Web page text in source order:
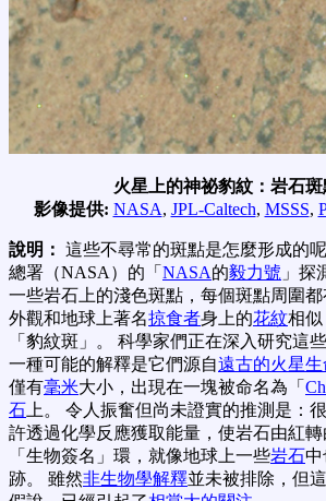
火星上的神祕豹紋：岩石
影像提供: NASA, JPL-Caltech, MSSS,
說明： 這些不尋常的斑點是怎麼形成的
總署（NASA）的「 NASA的毅力號 」探
一些岩石上的淺色斑點，每個斑點周圍
外觀和地球上著名掠食者身上的花紋相似
「豹紋斑」。 科學家們正在深入研究這
一種可能的解釋是它們源自遠古的火星生
僅有毫米大小，出現在一塊被命名為「
石 上。 令人振奮但尚未證實的推測是：
許透過化學反應獲取能量，使岩石由紅
「生物簽名」環，就像地球上一些岩石中
跡。 雖然非生物學解釋並未被排除，但